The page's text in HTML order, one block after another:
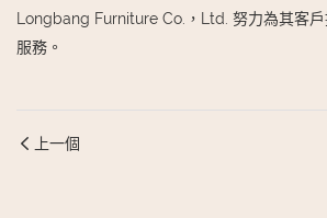
Longbang Furniture Co.，Ltd. 努力為其客
服務。
上一個